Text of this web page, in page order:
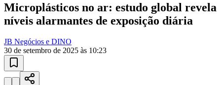
10 anos de JB novo portal
confira as novidades
10 anos de JB
Esportes ao Vivo
atualizadas